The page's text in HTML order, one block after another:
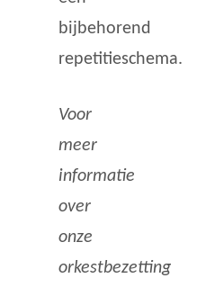
bijbehorend
repetitieschema.
Voor
meer
informatie
over
onze
orkestbezetting